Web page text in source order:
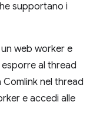
supportano i
web worker e
al thread
nel thread
e accedi alle